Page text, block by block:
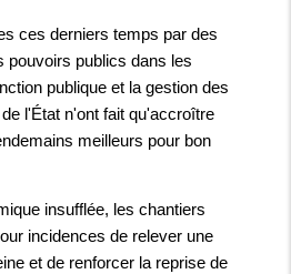
ces derniers temps par des
pouvoirs publics dans les
publique et la gestion des
l'État n'ont fait qu'accroître
meilleurs pour bon
insufflée, les chantiers
incidences de relever une
et de renforcer la reprise de